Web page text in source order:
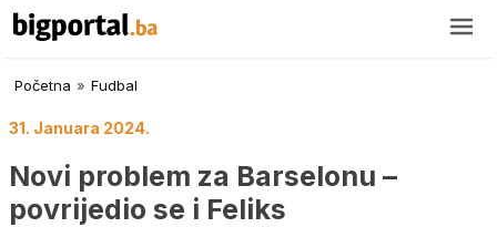
Početna » Fudbal
31. Januara 2024.
Novi problem za Barselonu –
povrijedio se i Feliks